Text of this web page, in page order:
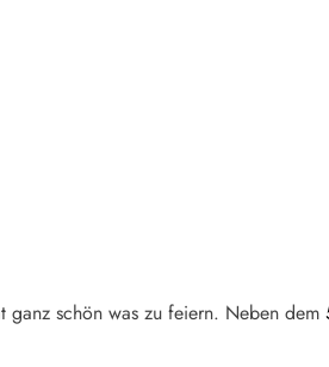
ganz schön was zu feiern. Neben dem